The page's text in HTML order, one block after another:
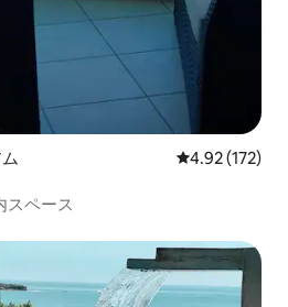
レビュー172
4.92 (172)
スペース